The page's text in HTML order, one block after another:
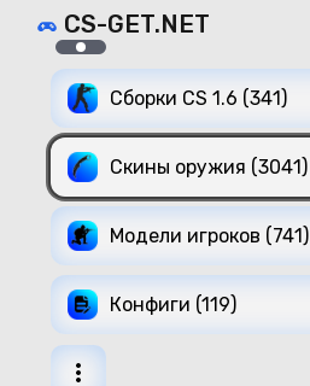
CS-GET.NET
Сборки CS 1.6 (341)
Скины оружия (3041)
Модели игроков (741)
Конфиги (119)